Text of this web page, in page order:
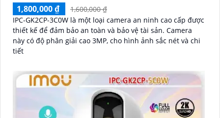
1,800,000 ₫
1,600,000 ₫
IPC-GK2CP-3C0W là một loại camera an ninh cao cấp được
thiết kế để đảm bảo an toàn và bảo vệ tài sản. Camera
này có độ phân giải cao 3MP, cho hình ảnh sắc nét và chi
tiết